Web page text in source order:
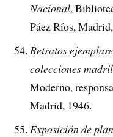
Nacional,
Páez Ríos,
Retratos
colecciones
Moderno,
Madrid, 1946.
Exposición de